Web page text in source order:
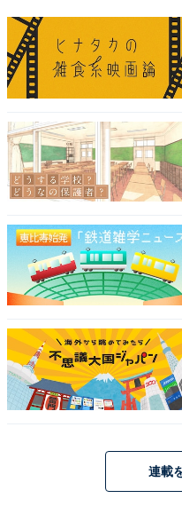
ライアン・ムーアの
直線で失速するテイエム
た。
連載